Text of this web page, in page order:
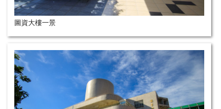
圖資大樓一景